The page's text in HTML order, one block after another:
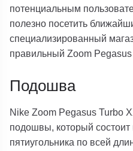
потенциальным
полезно посетить
специализированный
правильный Zoom Pegasus
Подошва
Nike Zoom Pegasus Turbo
подошвы, который
пятиугольника по всей